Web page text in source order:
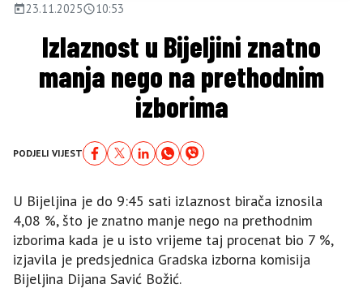
23.11.2025 10:53
Izlaznost u Bijeljini znatno
manja nego na prethodnim
izborima
PODJELI VIJEST
U Bijeljina je do 9:45 sati izlaznost birača iznosila
4,08 %, što je znatno manje nego na prethodnim
izborima kada je u isto vrijeme taj procenat bio 7 %,
izjavila je predsjednica Gradska izborna komisija
Bijeljina Dijana Savić Božić.